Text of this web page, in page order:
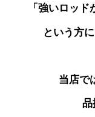
「強いロッ
という方
当店で
品